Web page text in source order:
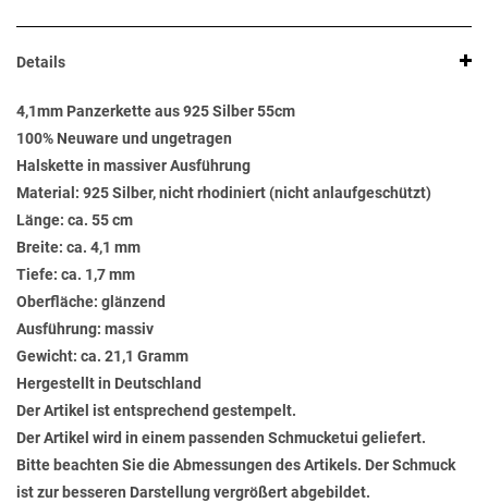
Details
4,1mm Panzerkette aus 925 Silber 55cm
100% Neuware und ungetragen
Halskette in massiver Ausführung
Material: 925 Silber, nicht rhodiniert (nicht anlaufgeschützt)
Länge: ca. 55 cm
Breite: ca. 4,1 mm
Tiefe: ca. 1,7 mm
Oberfläche: glänzend
Ausführung: massiv
Gewicht: ca. 21,1 Gramm
Hergestellt in Deutschland
Der Artikel ist entsprechend gestempelt.
Der Artikel wird in einem passenden Schmucketui geliefert.
Bitte beachten Sie die Abmessungen des Artikels. Der Schmuck
ist zur besseren Darstellung vergrößert abgebildet.